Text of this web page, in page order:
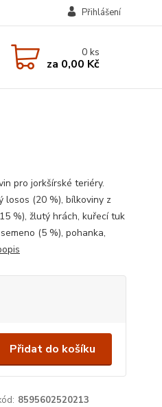
Přihlášení
0ks
za 0,00 Kč
pro jorkšírské teriéry.
losos (20 %), bílkoviny z
%), žlutý hrách, kuřecí tuk
(5 %), pohanka,
Přidat do košíku
8595602520213